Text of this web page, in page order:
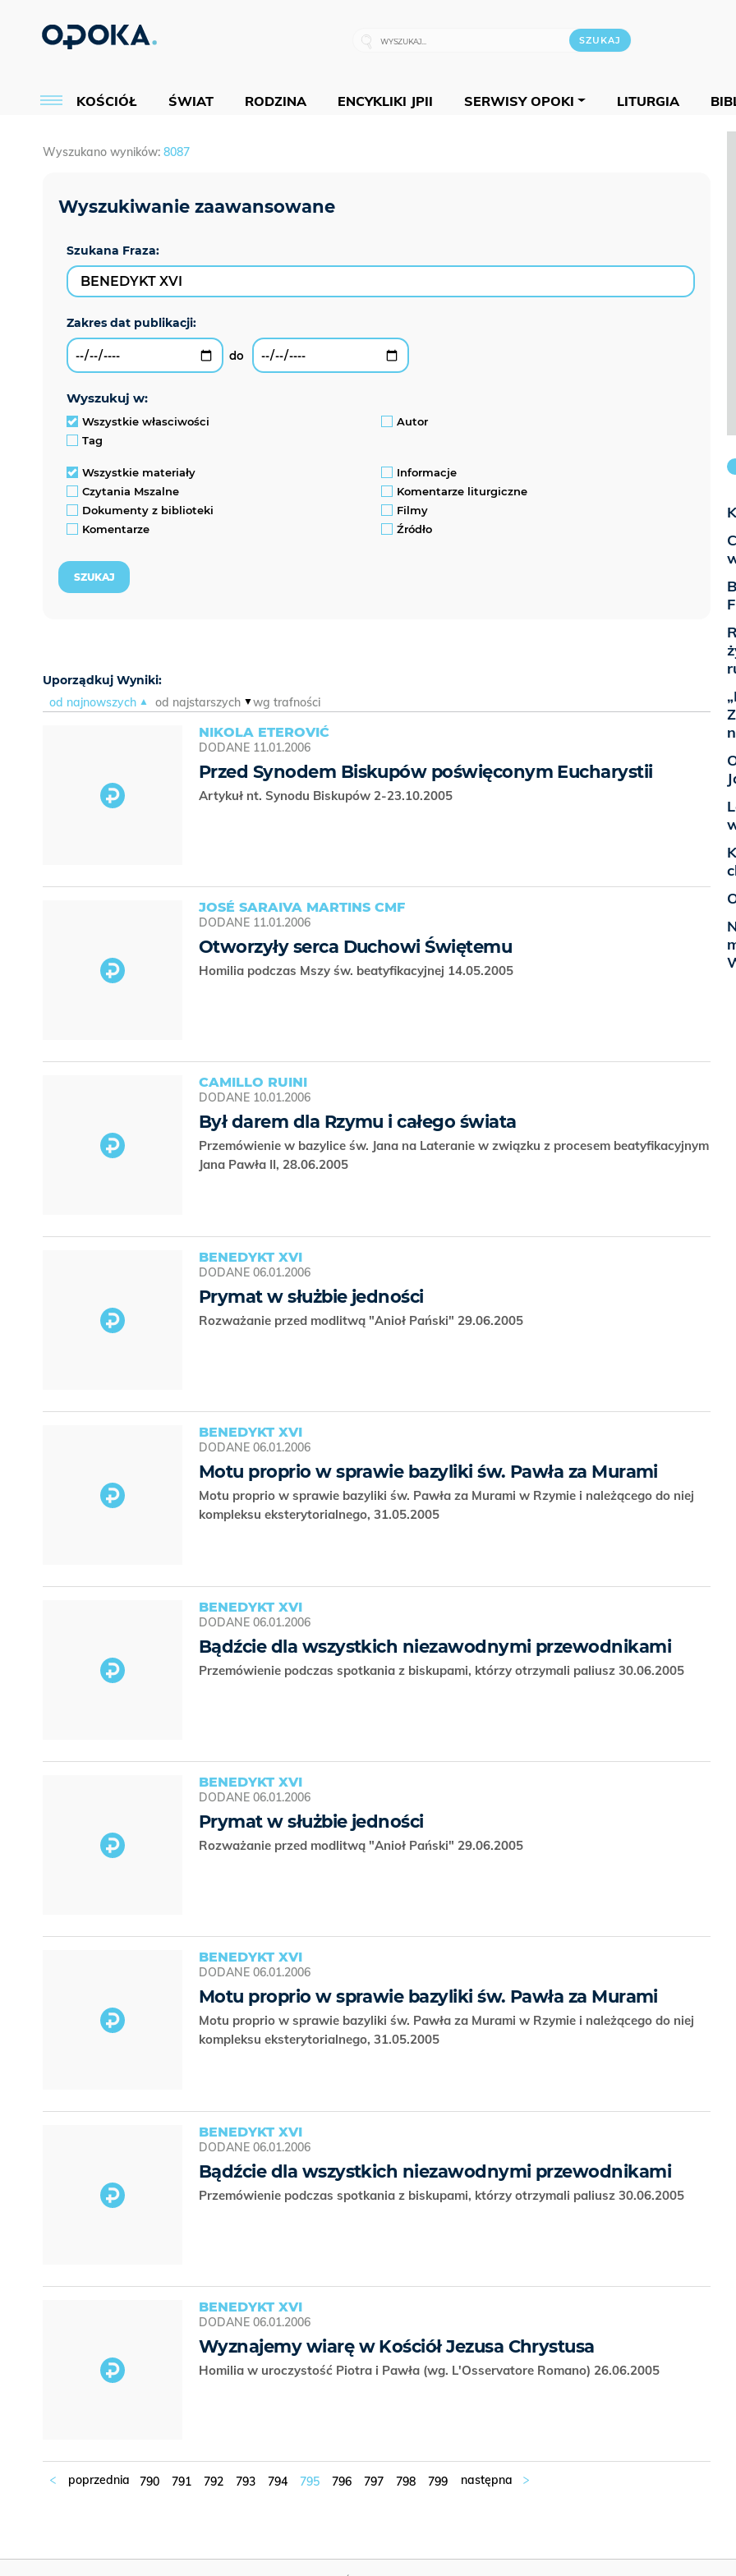
KOŚCIÓŁ ŚWIAT RODZINA ENCYKLIKI JPII SERWISY OPOKI LITURGIA
Wyszukano wyników: 8087
Szukana Fraza:
wyszukuj w:
Wszystkie własciwości
Autor
Tag
Wszystkie materiały
Informacje
Czytania Mszalne
Komentarze liturgiczne
Dokumenty z biblioteki
Filmy
Komentarze
Źródło
Uporządkuj Wyniki:
od najnowszych
od najstarszych wg trafności
NIKOLA ETEROVIĆ
DODANE 11.01.2006
Przed Synodem Biskupów poświęconym Eucharystii
Artykuł nt. Synodu Biskupów 2-23.10.2005
JOSÉ SARAIVA MARTINS CMF
DODANE 11.01.2006
Otworzyły serca Duchowi Świętemu
Homilia podczas Mszy św. beatyfikacyjnej 14.05.2005
CAMILLO RUINI
DODANE 10.01.2006
Był darem dla Rzymu i całego świata
Przemówienie w bazylice św. Jana na Lateranie w związku z procesem beatyfikacyjnym
Jana Pawła II, 28.06.2005
BENEDYKT XVI
DODANE 06.01.2006
Prymat w służbie jedności
Rozważanie przed modlitwą "Anioł Pański" 29.06.2005
BENEDYKT XVI
DODANE 06.01.2006
Motu proprio w sprawie bazyliki św. Pawła za Murami
Motu proprio w sprawie bazyliki św. Pawła za Murami w Rzymie i należącego do niej
kompleksu eksterytorialnego, 31.05.2005
BENEDYKT XVI
DODANE 06.01.2006
Bądźcie dla wszystkich niezawodnymi przewodnikami
Przemówienie podczas spotkania z biskupami, którzy otrzymali paliusz 30.06.2005
BENEDYKT XVI
DODANE 06.01.2006
Prymat w służbie jedności
Rozważanie przed modlitwą "Anioł Pański" 29.06.2005
BENEDYKT XVI
DODANE 06.01.2006
Motu proprio w sprawie bazyliki św. Pawła za Murami
Motu proprio w sprawie bazyliki św. Pawła za Murami w Rzymie i należącego do niej
kompleksu eksterytorialnego, 31.05.2005
BENEDYKT XVI
DODANE 06.01.2006
Bądźcie dla wszystkich niezawodnymi przewodnikami
Przemówienie podczas spotkania z biskupami, którzy otrzymali paliusz 30.06.2005
BENEDYKT XVI
DODANE 06.01.2006
Wyznajemy wiarę w Kościół Jezusa Chrystusa
Homilia w uroczystość Piotra i Pawła (wg. L'Osservatore Romano) 26.06.2005
790 791 792 793 794 795 796 797 798 799